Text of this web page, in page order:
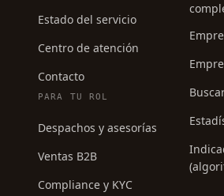
Estado del servicio
Centro de atención
Contacto
PARA TU ROL
Despachos y asesorías
Ventas B2B
Compliance y KYC